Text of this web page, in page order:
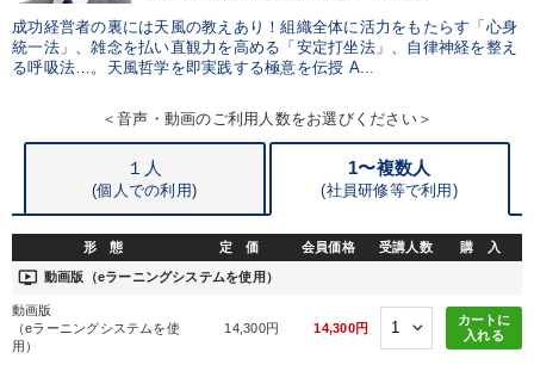
社長の姿勢を学びたい リーダーの魅力向上
財務・数字力の向上 経営を改善したい
キーワード
会社を守る 早分かり イノベーション
いい会社
成功経営者の裏には天風の教えあり！組織全体に活力をもたらす「心身
統一法」、雑念を払い直観力を高める「安定打坐法」、自律神経を整え
る呼吸法…。天風哲学を即実践する極意を伝授 A...
＜音声・動画のご利用人数をお選びください＞
１人
(個人での利用)
1〜複数人
(社員研修等で利用)
形 態 定 価 会員価格 受講人数 購 入
ondemand_video 動画版（eラーニングシステムを使用）
動画版
（eラーニングシステムを使
用）
14,300円 14,300円
カートに
入れる